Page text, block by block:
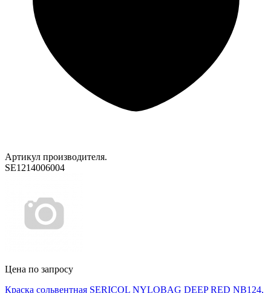
Артикул производителя.
SE1214006004
Цена по запросу
Краска сольвентная SERICOL NYLOBAG DEEP RED NB124,